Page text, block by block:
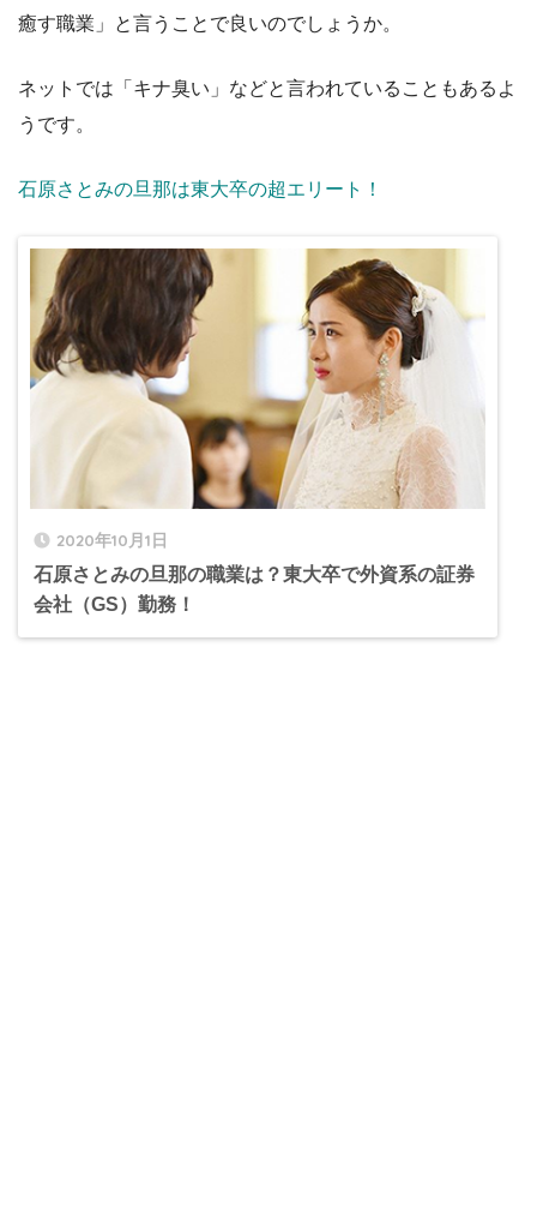
癒す職業」と言うことで良いのでしょうか。
ネットでは「キナ臭い」などと言われていることもあるよ
うです。
石原さとみの旦那は東大卒の超エリート！
2020年10月1日
石原さとみの旦那の職業は？東大卒で外資系の証券
会社（GS）勤務！